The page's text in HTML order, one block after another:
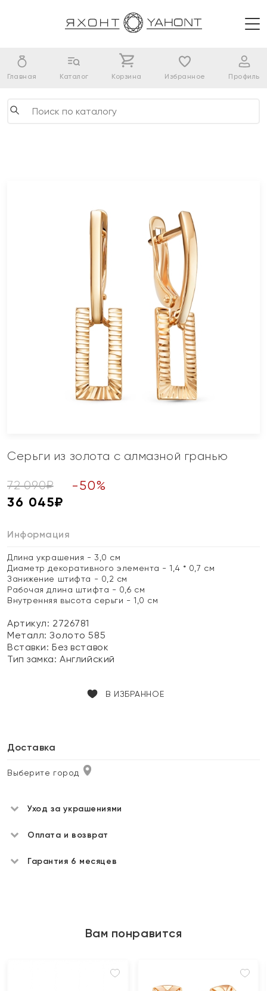
Главная Каталог Корзина Избранное Профиль
Серьги из золота с алмазной гранью
72 090₽ -50%
36 045₽
Информация
Длина украшения - 3,0 см
Диаметр декоративного элемента - 1,4 * 0,7 см
Занижение штифта - 0,2 см
Рабочая длина штифта - 0,6 см
Внутренняя высота серьги - 1,0 см
Артикул: 2726781
Металл:Золото 585
Вставки:Без вставок
Тип замка:Английский
В ИЗБРАННОЕ
Доставка
Выберите город
Уход за украшениями
Оплата и возврат
Гарантия 6 месяцев
Вам понравится